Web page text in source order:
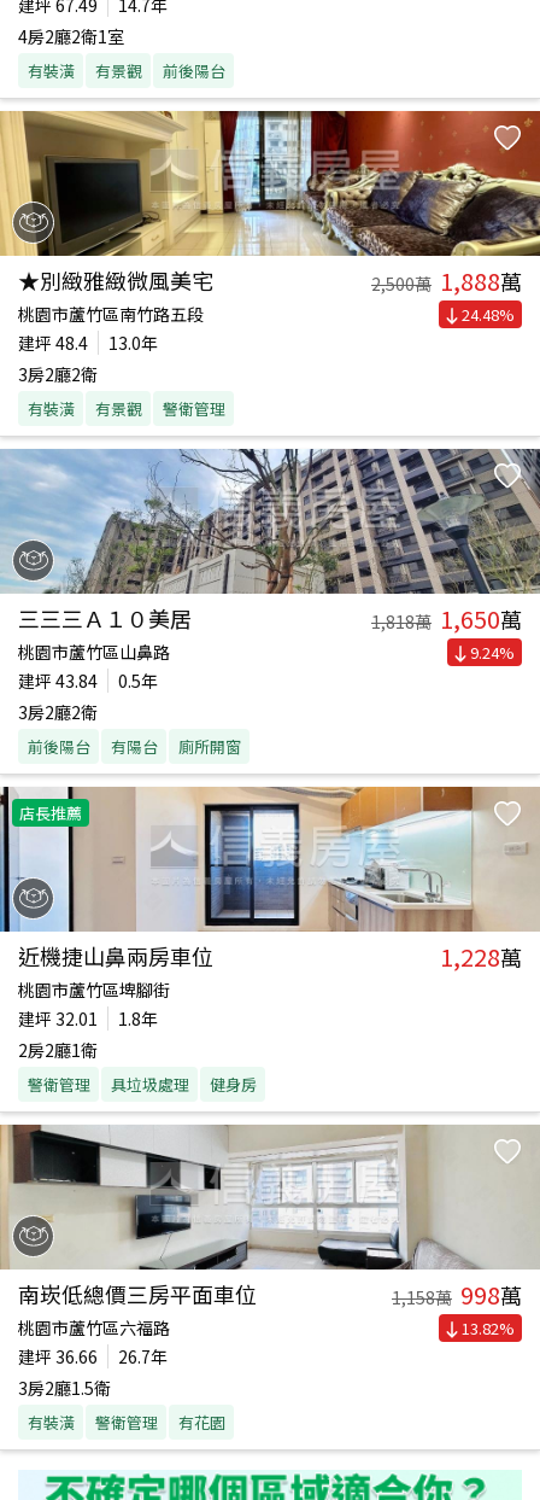
建坪 67.49
14.7年
4房2廳2衛1室
有裝潢 有景觀 前後陽台
★別緻雅緻微風美宅 2,500萬 1,888萬
桃園市蘆竹區南竹路五段
建坪 48.4
13.0年
3房2廳2衛
有裝潢 有景觀 警衛管理
24.48%
三三三Ａ１０美居 1,818萬 1,650萬
桃園市蘆竹區山鼻路
建坪 43.84
0.5年
3房2廳2衛
前後陽台 有陽台 廁所開窗
9.24%
店長推薦
近機捷山鼻兩房車位 1,228萬
桃園市蘆竹區埤腳街
建坪 32.01
1.8年
2房2廳1衛
警衛管理 具垃圾處理 健身房
南崁低總價三房平面車位 1,158萬 998萬
桃園市蘆竹區六福路
建坪 36.66
26.7年
3房2廳1.5衛
有裝潢 警衛管理 有花園
13.82%